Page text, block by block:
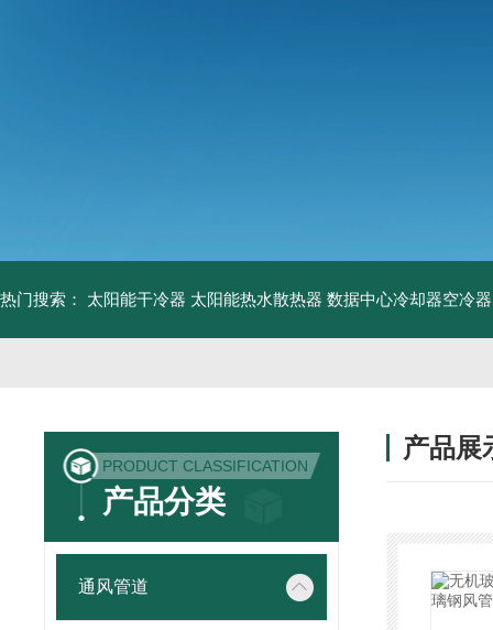
热门搜索： 太阳能干冷器 太阳能热水散热器 数据中心冷却器空冷器
PRODUCT CLASSIFICATION
产品分类
通风管道
产品展